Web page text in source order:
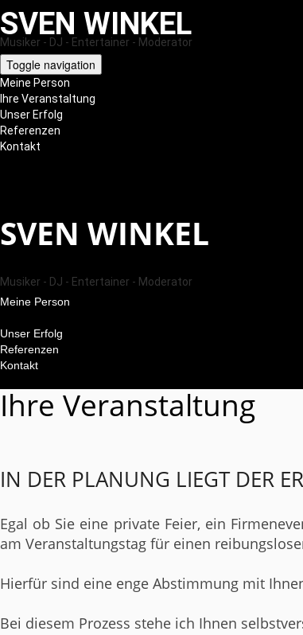
SVEN WINKEL
Musiker - DJ - Entertainer - Moderator
Toggle navigation
Meine Person
Ihre Veranstaltung
Unser Erfolg
Referenzen
Kontakt
SVEN WINKEL
Musiker - DJ - Entertainer - Moderator
Meine Person
Unser Erfolg
Referenzen
Kontakt
Ihre Veranstaltung
IN DER PLANUNG LIEGT DER
Egal ob Sie eine private Feier, ein
am Veranstaltungstag für einen
Hierfür sind eine enge Abstimmung mit
Bei diesem Prozess stehe ich Ihnen